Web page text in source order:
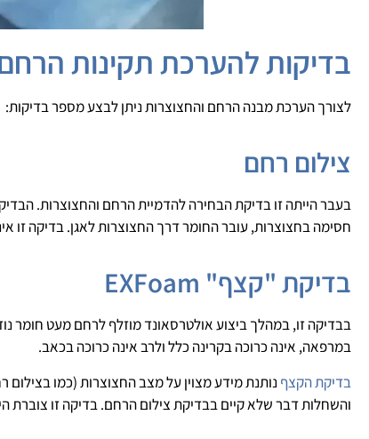
בדיקות להערכת תקינות
לצורך הערכת מבנה הרחם והחצוצרות ניתן לבצע מספר בדיקות:
צילום רחם
בעבר הייתה זו בדיקת הבחירה להדמיית הרחם והחצוצרות.
חסימה בחצוצרות, עובר החומר דרך החצוצרות לאגן. בדיקה זו
בדיקת "קצף" EXFoam
בבדיקה זו, במהלך ביצוע אולטרסאונד מוזלף לרחם מעט חומר
במרפאה, אינה כרוכה בקרינה כלל ולרב אינה כרוכה בכאב.
בדיקת הקצףנותנת מידע מצוין על מצב החצוצרות (כמו
והשחלות דבר שלא קיים בבדיקת צילום הרחם. בדיקה זו צוברת